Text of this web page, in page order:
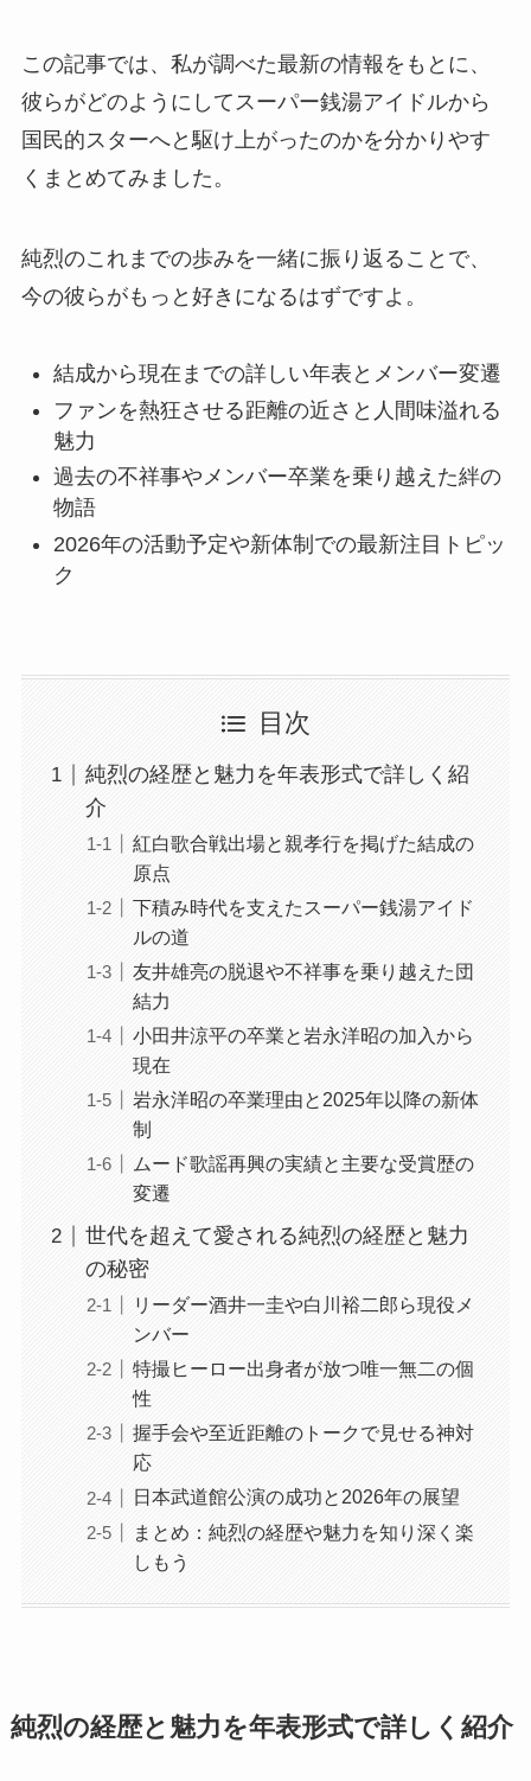
この記事では、私が調べた最新の情報をもとに、
彼らがどのようにしてスーパー銭湯アイドルから
国民的スターへと駆け上がったのかを分かりやす
くまとめてみました。
純烈のこれまでの歩みを一緒に振り返ることで、
今の彼らがもっと好きになるはずですよ。
結成から現在までの詳しい年表とメンバー変遷
ファンを熱狂させる距離の近さと人間味溢れる
魅力
過去の不祥事やメンバー卒業を乗り越えた絆の
物語
2026年の活動予定や新体制での最新注目トピッ
ク
目次
純烈の経歴と魅力を年表形式で詳しく紹
介
紅白歌合戦出場と親孝行を掲げた結成の
原点
下積み時代を支えたスーパー銭湯アイド
ルの道
友井雄亮の脱退や不祥事を乗り越えた団
結力
小田井涼平の卒業と岩永洋昭の加入から
現在
岩永洋昭の卒業理由と2025年以降の新体
制
ムード歌謡再興の実績と主要な受賞歴の
変遷
世代を超えて愛される純烈の経歴と魅力
の秘密
リーダー酒井一圭や白川裕二郎ら現役メ
ンバー
特撮ヒーロー出身者が放つ唯一無二の個
性
握手会や至近距離のトークで見せる神対
応
日本武道館公演の成功と2026年の展望
まとめ：純烈の経歴や魅力を知り深く楽
しもう
純烈の経歴と魅力を年表形式で詳しく紹介